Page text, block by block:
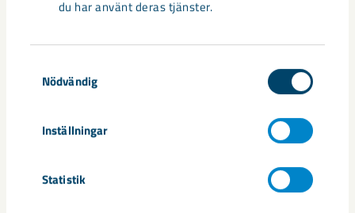
du har använt deras tjänster.
Nödvändig
Inställningar
Statistik
LKAB_Pressmeddelande_delårsrapport för tred
je kvartalet 2016
LKAB:s delårsrapport Q3 2016
Dela